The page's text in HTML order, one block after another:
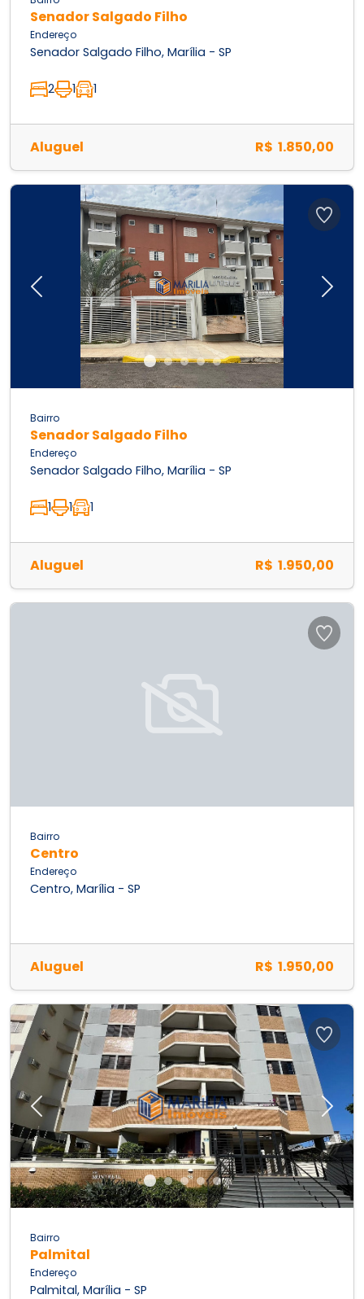
Senador Salgado Filho
Endereço
Senador Salgado Filho, Marília - SP
2 1 1
Aluguel R$ 1.850,00
Previous Next
Bairro
Senador Salgado Filho
Endereço
Senador Salgado Filho, Marília - SP
1 1 1
Aluguel R$ 1.950,00
Bairro
Centro
Endereço
Centro, Marília - SP
Aluguel R$ 1.950,00
Previous Next
Bairro
Palmital
Endereço
Palmital, Marília - SP